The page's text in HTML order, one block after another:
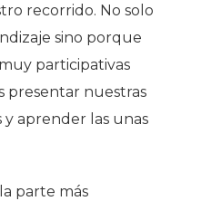
recorrido. No solo
sino porque
participativas
presentar nuestras
aprender las unas
parte más